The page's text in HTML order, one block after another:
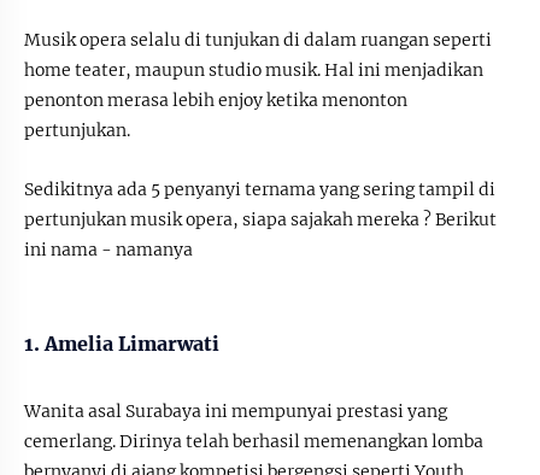
Musik opera selalu di tunjukan di dalam ruangan seperti
home teater, maupun studio musik. Hal ini menjadikan
penonton merasa lebih enjoy ketika menonton
pertunjukan.
Sedikitnya ada 5 penyanyi ternama yang sering tampil di
pertunjukan musik opera, siapa sajakah mereka ? Berikut
ini nama - namanya
1. Amelia Limarwati
Wanita asal Surabaya ini mempunyai prestasi yang
cemerlang. Dirinya telah berhasil memenangkan lomba